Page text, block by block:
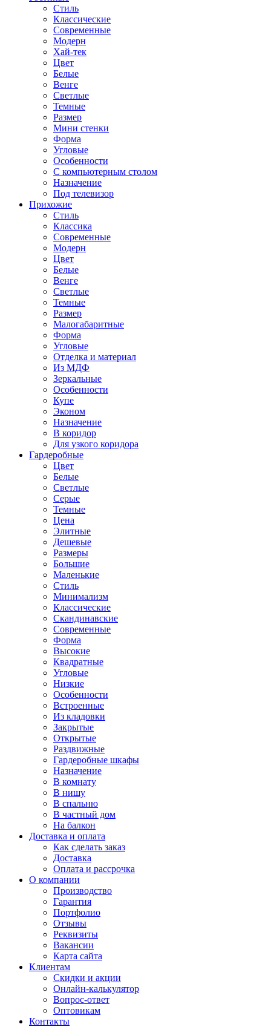
Стиль
Классические
Современные
Модерн
Хай-тек
Цвет
Белые
Венге
Светлые
Темные
Размер
Мини стенки
Форма
Угловые
Особенности
С компьютерным столом
Назначение
Под телевизор
Прихожие
Стиль
Классика
Современные
Модерн
Цвет
Белые
Венге
Светлые
Темные
Размер
Малогабаритные
Форма
Угловые
Отделка и материал
Из МДФ
Зеркальные
Особенности
Купе
Эконом
Назначение
В коридор
Для узкого коридора
Гардеробные
Цвет
Белые
Светлые
Серые
Темные
Цена
Элитные
Дешевые
Размеры
Большие
Маленькие
Стиль
Минимализм
Классические
Скандинавские
Современные
Форма
Высокие
Квадратные
Угловые
Низкие
Особенности
Встроенные
Из кладовки
Закрытые
Открытые
Раздвижные
Гардеробные шкафы
Назначение
В комнату
В нишу
В спальню
В частный дом
На балкон
Доставка и оплата
Как сделать заказ
Доставка
Оплата и рассрочка
О компании
Производство
Гарантия
Портфолио
Отзывы
Реквизиты
Вакансии
Карта сайта
Клиентам
Скидки и акции
Онлайн-калькулятор
Вопрос-ответ
Оптовикам
Контакты